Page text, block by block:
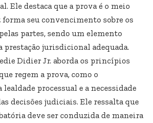
Ele destaca que a prova é o meio
seu convencimento sobre os
partes, sendo um elemento
prestação jurisdicional adequada.
Didier Jr. aborda os princípios
regem a prova, como o
processual e a necessidade
decisões judiciais. Ele ressalta que
deve ser conduzida de maneira